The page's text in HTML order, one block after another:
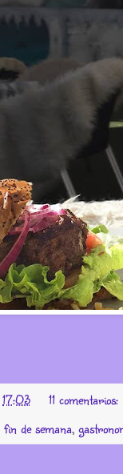
17:03
11 comentarios:
fin de semana,